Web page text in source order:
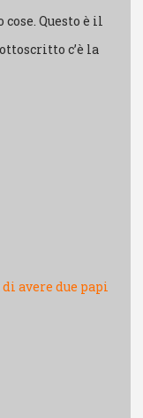
Questo è il
c’è la
avere due papi